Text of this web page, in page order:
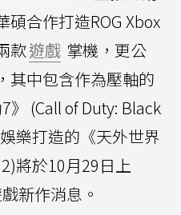
碩合作打造ROG Xbox
款遊戲 掌機，更公
其中包含作為壓軸的
》 (Call of Duty: Black
樂打造的《天外世界
將於10月29日上
新作消息。